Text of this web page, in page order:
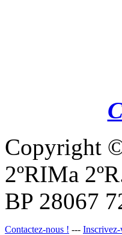
Copyright
2ºRIMa
BP 28067
Contactez-nous ! --- Inscrivez-